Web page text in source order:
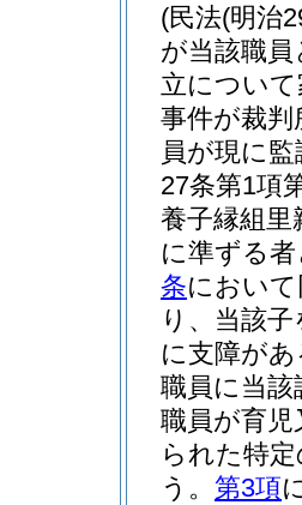
(民法(明治
が当該職
立につい
事件が裁
員が現に
27条第1項
養子縁組
に準ずる
条におい
り、当該
に支障が
職員に当該
職員が育
られた特
う。 第3項